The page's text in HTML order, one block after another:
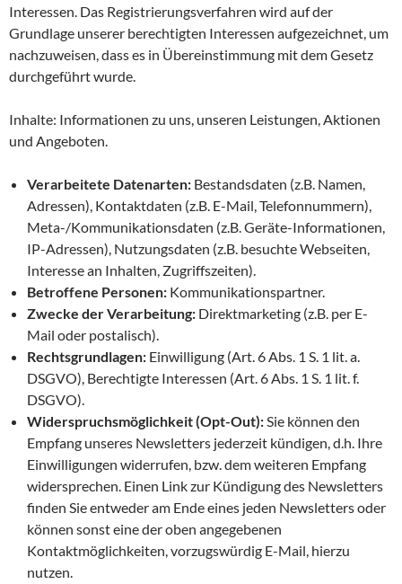
Interessen. Das Registrierungsverfahren wird auf der
Grundlage unserer berechtigten Interessen aufgezeichnet, um
nachzuweisen, dass es in Übereinstimmung mit dem Gesetz
durchgeführt wurde.
Inhalte: Informationen zu uns, unseren Leistungen, Aktionen
und Angeboten.
Verarbeitete Datenarten: Bestandsdaten (z.B. Namen,
Adressen), Kontaktdaten (z.B. E-Mail, Telefonnummern),
Meta-/Kommunikationsdaten (z.B. Geräte-Informationen,
IP-Adressen), Nutzungsdaten (z.B. besuchte Webseiten,
Interesse an Inhalten, Zugriffszeiten).
Betroffene Personen: Kommunikationspartner.
Zwecke der Verarbeitung: Direktmarketing (z.B. per E-
Mail oder postalisch).
Rechtsgrundlagen: Einwilligung (Art. 6 Abs. 1 S. 1 lit. a.
DSGVO), Berechtigte Interessen (Art. 6 Abs. 1 S. 1 lit. f.
DSGVO).
Widerspruchsmöglichkeit (Opt-Out):Sie können den
Empfang unseres Newsletters jederzeit kündigen, d.h. Ihre
Einwilligungen widerrufen, bzw. dem weiteren Empfang
widersprechen. Einen Link zur Kündigung des Newsletters
finden Sie entweder am Ende eines jeden Newsletters oder
können sonst eine der oben angegebenen
Kontaktmöglichkeiten, vorzugswürdig E-Mail, hierzu
nutzen.